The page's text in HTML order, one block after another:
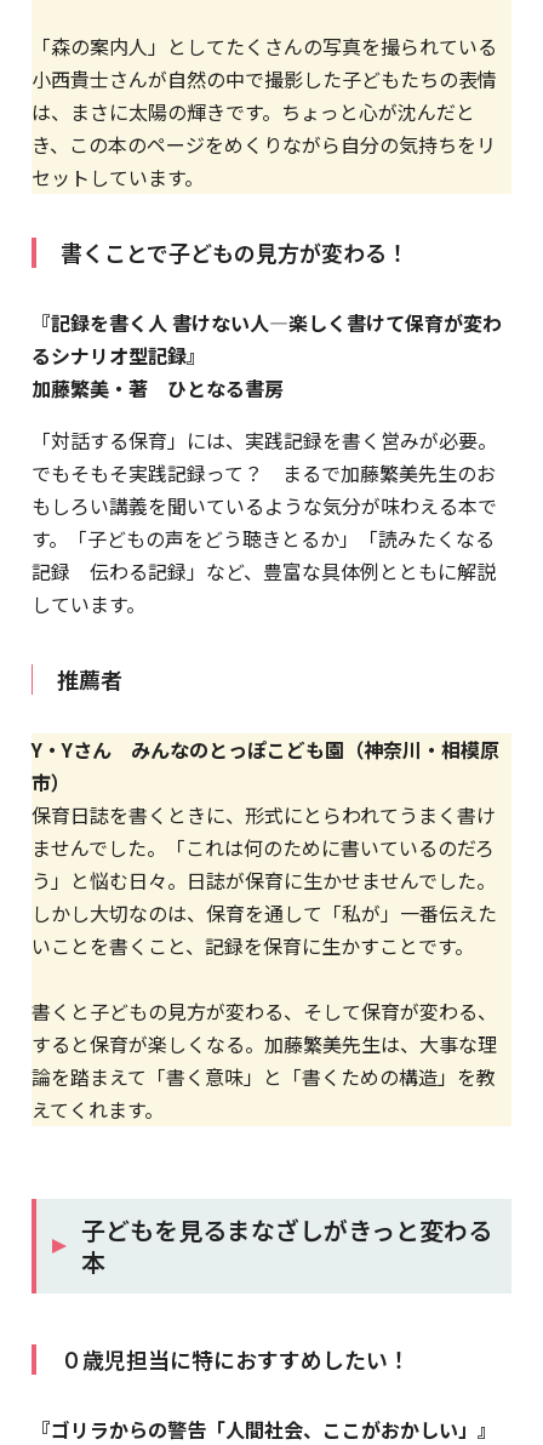
「森の案内人」としてたくさんの写真を撮られている
小西貴士さんが自然の中で撮影した子どもたちの表情
は、まさに太陽の輝きです。ちょっと心が沈んだと
き、この本のページをめくりながら自分の気持ちをリ
セットしています。
書くことで子どもの見方が変わる！
『記録を書く人 書けない人―楽しく書けて保育が変わ
るシナリオ型記録』
加藤繁美・著 ひとなる書房
「対話する保育」には、実践記録を書く営みが必要。
でもそもそ実践記録って？ まるで加藤繁美先生のお
もしろい講義を聞いているような気分が味わえる本で
す。「子どもの声をどう聴きとるか」「読みたくなる
記録 伝わる記録」など、豊富な具体例とともに解説
しています。
推薦者
Y・Yさん みんなのとっぽこども園（神奈川・相模原
市）
保育日誌を書くときに、形式にとらわれてうまく書け
ませんでした。「これは何のために書いているのだろ
う」と悩む日々。日誌が保育に生かせませんでした。
しかし大切なのは、保育を通して「私が」一番伝えた
いことを書くこと、記録を保育に生かすことです。
書くと子どもの見方が変わる、そして保育が変わる、
すると保育が楽しくなる。加藤繁美先生は、大事な理
論を踏まえて「書く意味」と「書くための構造」を教
えてくれます。
子どもを見るまなざしがきっと変わる
本
０歳児担当に特におすすめしたい！
『ゴリラからの警告「人間社会、ここがおかしい」』